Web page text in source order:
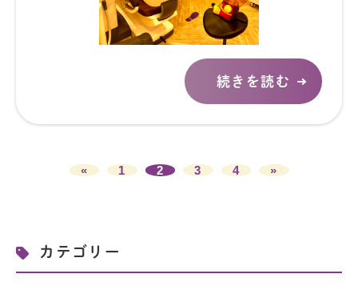
続きを読む
« 1 2 3 4 »
カテゴリー